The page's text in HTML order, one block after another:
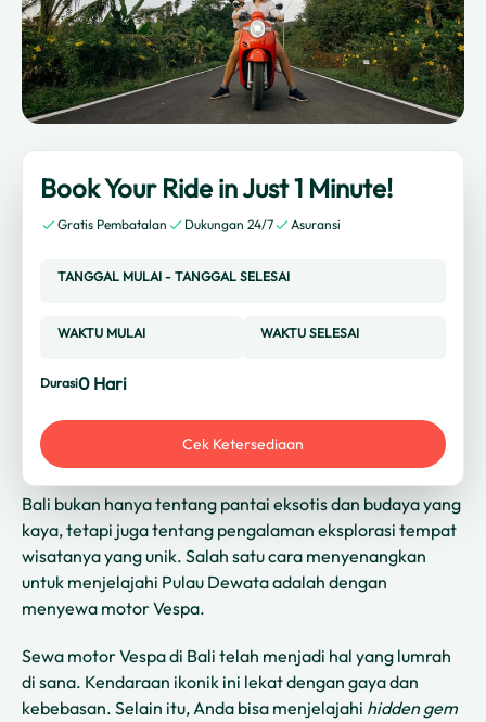
Book Your Ride in Just 1 Minute!
Gratis Pembatalan Dukungan 24/7 Asuransi
TANGGAL MULAI - TANGGAL SELESAI
WAKTU MULAI WAKTU SELESAI
Durasi0 Hari
Cek Ketersediaan
Bali bukan hanya tentang pantai eksotis dan budaya yang
kaya, tetapi juga tentang pengalaman eksplorasi tempat
wisatanya yang unik. Salah satu cara menyenangkan
untuk menjelajahi Pulau Dewata adalah dengan
menyewa motor Vespa.
Sewa motor Vespa di Bali telah menjadi hal yang lumrah
di sana. Kendaraan ikonik ini lekat dengan gaya dan
kebebasan. Selain itu, Anda bisa menjelajahi hidden gem